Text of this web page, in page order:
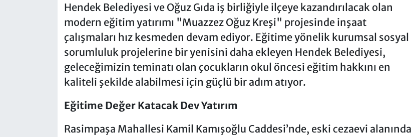
Hendek Belediyesi ve Oğuz Gıda iş birliğiyle ilçeye kazandırılacak olan
modern eğitim yatırımı "Muazzez Oğuz Kreşi" projesinde inşaat
çalışmaları hız kesmeden devam ediyor. Eğitime yönelik kurumsal sosyal
sorumluluk projelerine bir yenisini daha ekleyen Hendek Belediyesi,
geleceğimizin teminatı olan çocukların okul öncesi eğitim hakkını en
kaliteli şekilde alabilmesi için güçlü bir adım atıyor.
Eğitime Değer Katacak Dev Yatırım
Rasimpaşa Mahallesi Kamil Kamışoğlu Caddesi’nde, eski cezaevi alanında